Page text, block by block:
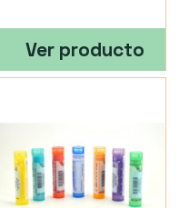
Ver producto